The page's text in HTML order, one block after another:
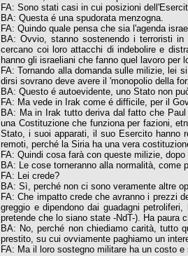
FA: Sono stati casi in cui posizioni
BA: Questa é una spudorata menzogna.
FA: Quindo quale pensa che sia l'agenda
BA: Ovvio, stanno sostenendo i terroristi
cercano coi loro attacchi di indebolire e
hanno gli israeliani che fanno quel lavoro per
FA: Tornando alla domanda sulle milizie, lei
dirsi sovrano deve avere il 'monopolio della
BA: Questo é autoevidente, uno Stato non
FA: Ma vede in Irak come é difficile, per il
BA: Ma in Irak tutto deriva dal fatto che
una Costituzione che funziona per fazioni,
Stato, i suoi apparati, il suo Esercito hanno
remoti, perché la Siria ha una vera
FA: Quindi cosa farà con queste milizie, dopo
BA: Le cose torneranno alla normalità, come
FA: Lei crede?
BA: Sì, perché non ci sono veramente altre
FA: Che impatto crede che avranno i prezzi
greggio e dipendono dai guadagni
pretende che lo siano state -NdT-). Ha paura
BA: No, perché non chiediamo carità, tutto
prestito, su cui ovviamente paghiamo un
FA: Ma il loro sostegno militare ha un costo